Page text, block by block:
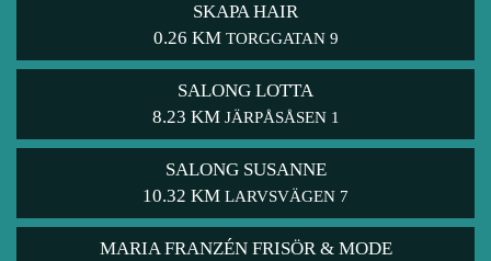
SKAPA HAIR
0.26 KM TORGGATAN 9
SALONG LOTTA
8.23 KM JÄRPÅSÅSEN 1
SALONG SUSANNE
10.32 KM LARVSVÄGEN 7
MARIA FRANZÉN FRISÖR & MODE